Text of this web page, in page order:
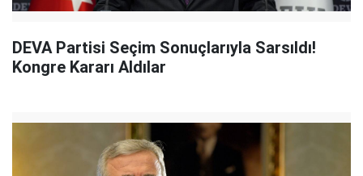
DEVA Partisi Seçim Sonuçlarıyla Sarsıldı!
Kongre Kararı Aldılar